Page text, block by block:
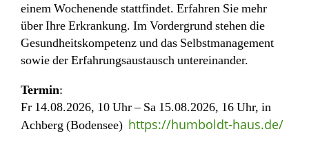
einem Wochenende stattfindet. Erfahren Sie mehr
über Ihre Erkrankung. Im Vordergrund stehen die
Gesundheitskompetenz und das Selbstmanagement
sowie der Erfahrungsaustausch untereinander.
Termin:
Fr 14.08.2026, 10 Uhr – Sa 15.08.2026, 16 Uhr, in
Achberg (Bodensee) https://humboldt-haus.de/